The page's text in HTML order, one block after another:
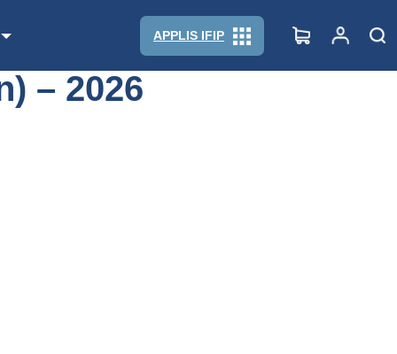
APPLIS IFIP
– 2026